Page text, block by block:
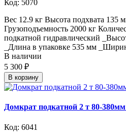
Код: 5070
Вес 12.9 кг Высота подхвата 135
Грузоподъемность 2000 кг
подкатной гидравлический
_Длина в упаковке 535 мм
В наличии
5 300 ₽
В корзину
Домкрат подкатной 2 т 80-380мм
Код: 6041